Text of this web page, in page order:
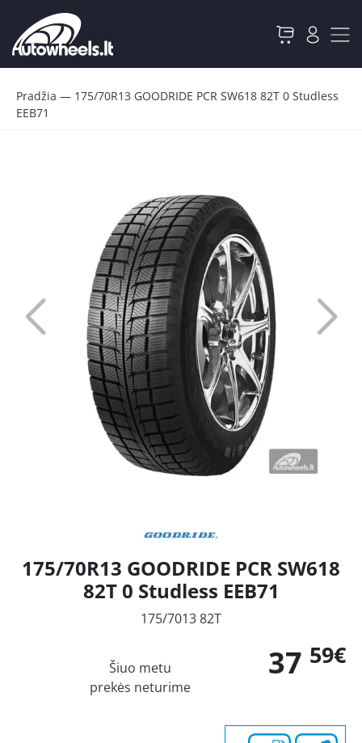
Pradžia — 175/70R13 GOODRIDE PCR SW618 82T 0 Studless
EEB71
175/70R13 GOODRIDE PCR SW618
82T 0 Studless EEB71
175/7013 82T
37 59€
Šiuo metu
prekės neturime